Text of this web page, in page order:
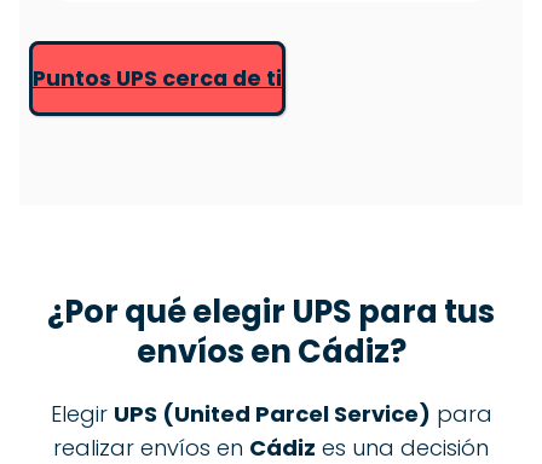
Puntos UPS cerca de ti
¿Por qué elegir UPS para tus
envíos en Cádiz?
Elegir UPS (United Parcel Service) para
realizar envíos en Cádiz es una decisión